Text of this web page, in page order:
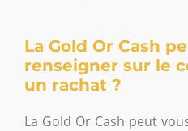
La Gold Or Cash
renseigner sur le
un rachat ?
La Gold Or Cash peut